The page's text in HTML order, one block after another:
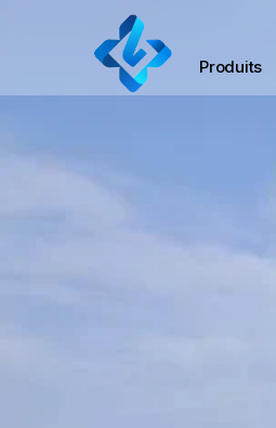
Produits